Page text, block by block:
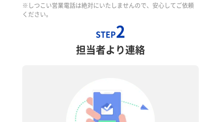
※しつこい営業電話は絶対にいたしませんので、安心してご依頼
ください。
STEP2
担当者より連絡